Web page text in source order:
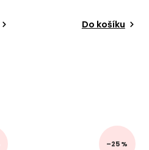
Do košíku
–25 %